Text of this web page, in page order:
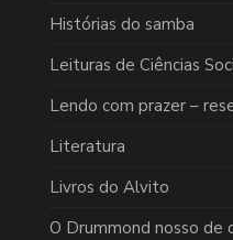
Histórias do samba
Leituras de Ciências
Lendo com prazer –
Literatura
Livros do Alvito
O Drummond nosso de